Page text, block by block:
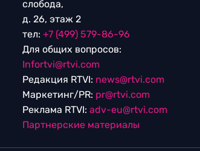
слобода,
д. 26, этаж 2
тел: +7 (499) 579-86-96
Для общих вопросов:
Infortvi@rtvi.com
Редакция RTVI: news@rtvi.com
Маркетинг/PR: pr@rtvi.com
Реклама RTVI: adv-eu@rtvi.com
Партнерские материалы